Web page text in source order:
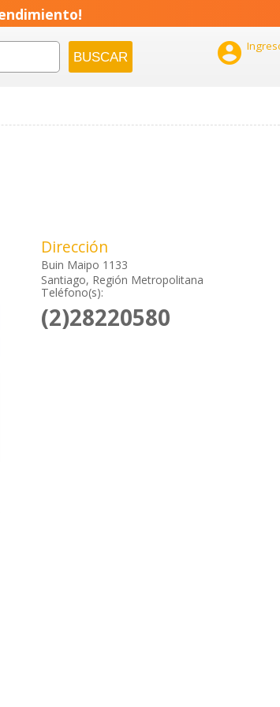

Dirección
Buin Maipo 1133
Santiago, Región Metropolitana
Teléfono(s):
(2)28220580